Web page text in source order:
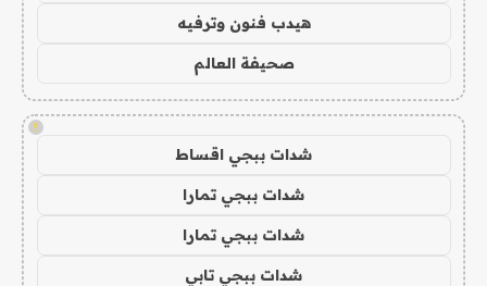
هيدب فنون وترفيه
صحيفة العالم
!
شدات ببجي اقساط
شدات ببجي تمارا
شدات ببجي تمارا
شدات ببجي تابي